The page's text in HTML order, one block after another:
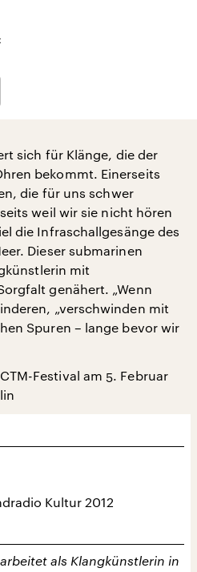
sich für Klänge, die der
bekommt. Einerseits
die für uns schwer
weil wir sie nicht hören
die Infraschallgesänge des
Dieser submarinen
mit
genähert. „Wenn
„verschwinden mit
Spuren – lange bevor wir
Festival am 5. Februar
Kultur 2012
als Klangkünstlerin in